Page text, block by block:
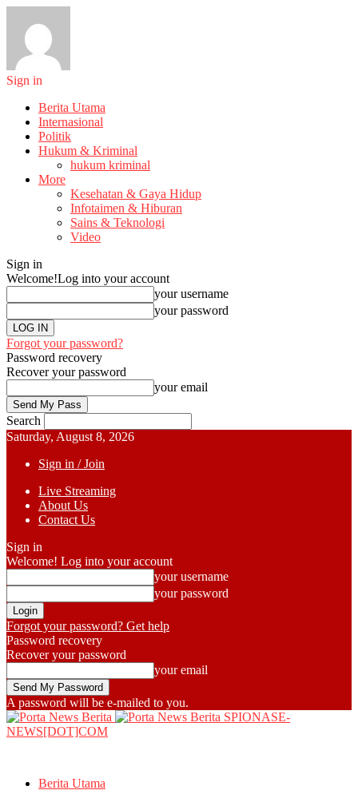
Sign in
Berita Utama
Internasional
Politik
Hukum & Kriminal
hukum kriminal
More
Kesehatan & Gaya Hidup
Infotaimen & Hiburan
Sains & Teknologi
Video
Sign in
Welcome!Log into your account
your username
your password
Forgot your password?
Password recovery
Recover your password
your email
Search
Saturday, August 8, 2026
Sign in / Join
Live Streaming
About Us
Contact Us
Sign in
Welcome! Log into your account
your username
your password
Forgot your password? Get help
Password recovery
Recover your password
your email
A password will be e-mailed to you.
SPIONASE-
NEWS[DOT]COM
Berita Utama